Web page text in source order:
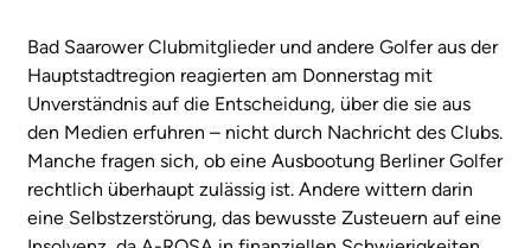
Bad Saarower Clubmitglieder und andere Golfer aus der
Hauptstadtregion reagierten am Donnerstag mit
Unverständnis auf die Entscheidung, über die sie aus
den Medien erfuhren – nicht durch Nachricht des Clubs.
Manche fragen sich, ob eine Ausbootung Berliner Golfer
rechtlich überhaupt zulässig ist. Andere wittern darin
eine Selbstzerstörung, das bewusste Zusteuern auf eine